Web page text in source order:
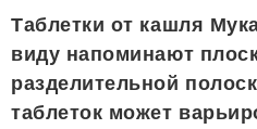
Таблетки от кашля
виду напоминают
разделительной
таблеток может